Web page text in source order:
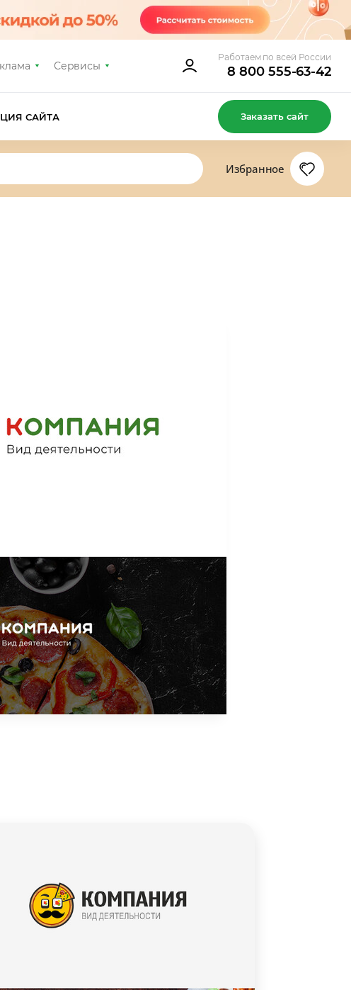
Сервисы
Работаем по всей России
8 800 555-63-42
САЙТА Заказать сайт
Избранное